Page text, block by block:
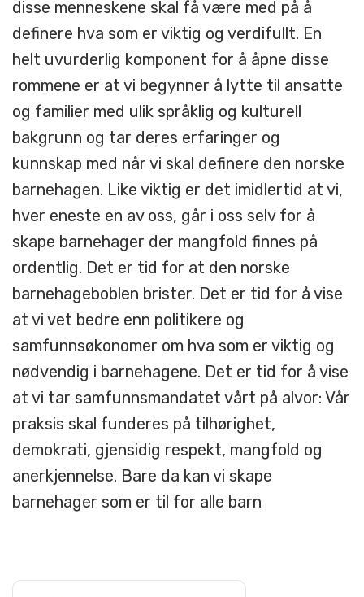
disse menneskene skal få være med på å
definere hva som er viktig og verdifullt. En
helt uvurderlig komponent for å åpne disse
rommene er at vi begynner å lytte til ansatte
og familier med ulik språklig og kulturell
bakgrunn og tar deres erfaringer og
kunnskap med når vi skal definere den norske
barnehagen. Like viktig er det imidlertid at vi,
hver eneste en av oss, går i oss selv for å
skape barnehager der mangfold finnes på
ordentlig. Det er tid for at den norske
barnehageboblen brister. Det er tid for å vise
at vi vet bedre enn politikere og
samfunnsøkonomer om hva som er viktig og
nødvendig i barnehagene. Det er tid for å vise
at vi tar samfunnsmandatet vårt på alvor: Vår
praksis skal funderes på tilhørighet,
demokrati, gjensidig respekt, mangfold og
anerkjennelse. Bare da kan vi skape
barnehager som er til for alle barn